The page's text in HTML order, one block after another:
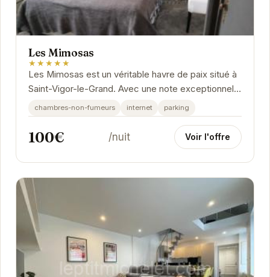
Les Mimosas
★★★★★
Les Mimosas est un véritable havre de paix situé à
Saint-Vigor-le-Grand. Avec une note exceptionnelle
de 9/10 basée sur 27 avis, cet...
chambres-non-fumeurs internet parking
100€ /nuit Voir l'offre